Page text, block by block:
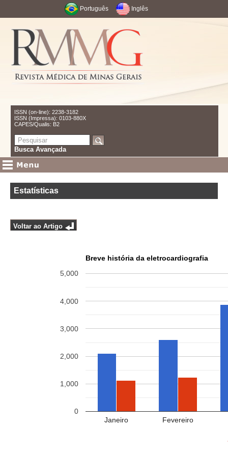
Português Inglês
ISSN (on-line): 2238-3182
ISSN (Impressa): 0103-880X
CAPES/Qualis: B2
Busca Avançada
Estatísticas
Voltar ao Artigo
Breve história da eletrocardiografia
Janeiro Fevereiro
0
1,000
2,000
3,000
4,000
5,000